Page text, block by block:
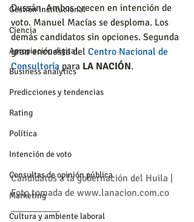
Gestión institucional
Ciencia
Apropiación digital
Business analytics
Predicciones y tendencias
Rating
Política
Intención de voto
Consultas de opinión pública
Marketing
Cultura y ambiente laboral
Dussán. Ambos crecen en intención de
voto. Manuel Macías se desploma. Los
demás candidatos sin opciones. Segunda
gran encuesta del Centro Nacional de
Consultoría para LA NACIÓN.
Candidatos a la gobernación del Huila |
Foto tomada de www.lanacion.com.co